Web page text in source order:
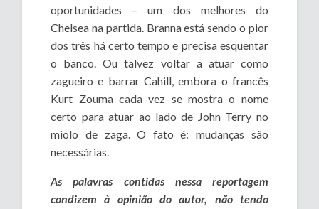
oportunidades – um dos melhores do
Chelsea na partida. Branna está sendo o pior
dos três há certo tempo e precisa esquentar
o banco. Ou talvez voltar a atuar como
zagueiro e barrar Cahill, embora o francês
Kurt Zouma cada vez se mostra o nome
certo para atuar ao lado de John Terry no
miolo de zaga. O fato é: mudanças são
necessárias.
As palavras contidas nessa reportagem
condizem à opinião do autor, não tendo